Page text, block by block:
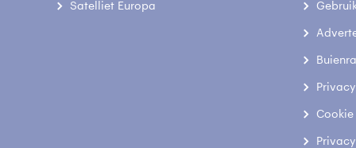
Satelliet Europa